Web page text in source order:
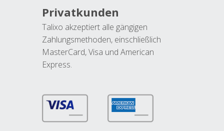
Privatkunden
Talixo akzeptiert alle gängigen
Zahlungsmethoden, einschließlich
MasterCard, Visa und American
Express.